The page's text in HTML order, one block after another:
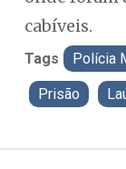
cabíveis.
Tags Polícia
Prisão